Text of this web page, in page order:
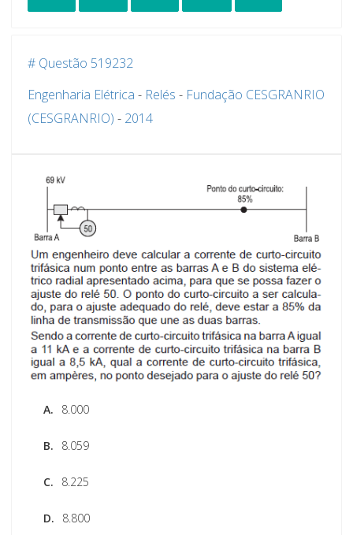
# Questão 519232
Engenharia Elétrica - Relés - Fundação CESGRANRIO
(CESGRANRIO) - 2014
A. 8.000
B. 8.059
C. 8.225
D. 8.800